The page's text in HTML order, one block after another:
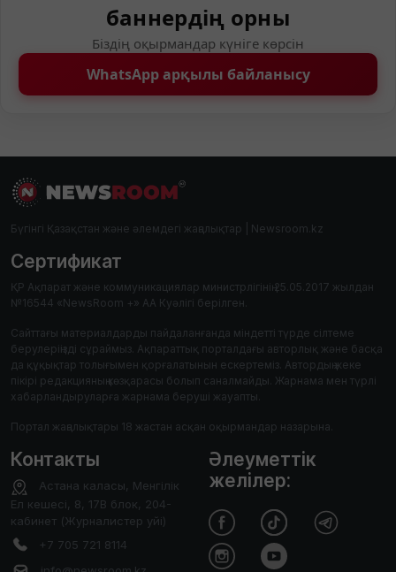
баннердің орны
Біздің оқырмандар күніге көрсін
WhatsApp арқылы байланысу
Бүгінгі Қазақстан және әлемдегі жаңалықтар | Newsroom.kz
Сертификат
ҚР Ақпарат және коммуникациялар министрлігінің 25.05.2017 жылдан
№16544 «NewsRoom +» АА Куәлігі берілген.
Сайттағы материалдарды пайдаланғанда міндетті түрде сілтеме
берулеріңізді сұраймыз. Ақпараттық порталдағы авторлық және басқа
да құқықтар толығымен қорғалатынын ескертеміз. Автордың жеке
пікірі редакцияның көзқарасы болып саналмайды. Жарнама мен түрлі
хабарландыруларға жарнама беруші жауапты.
Портал жаңалықтары 18 жастан асқан оқырмандар назарына.
Контакты
Астана каласы, Менгілік
Ел кешесі, 8, 17В блок, 204-
кабинет (Журналистер уйі)
+7 705 721 8114
Әлеуметтік
желілер: